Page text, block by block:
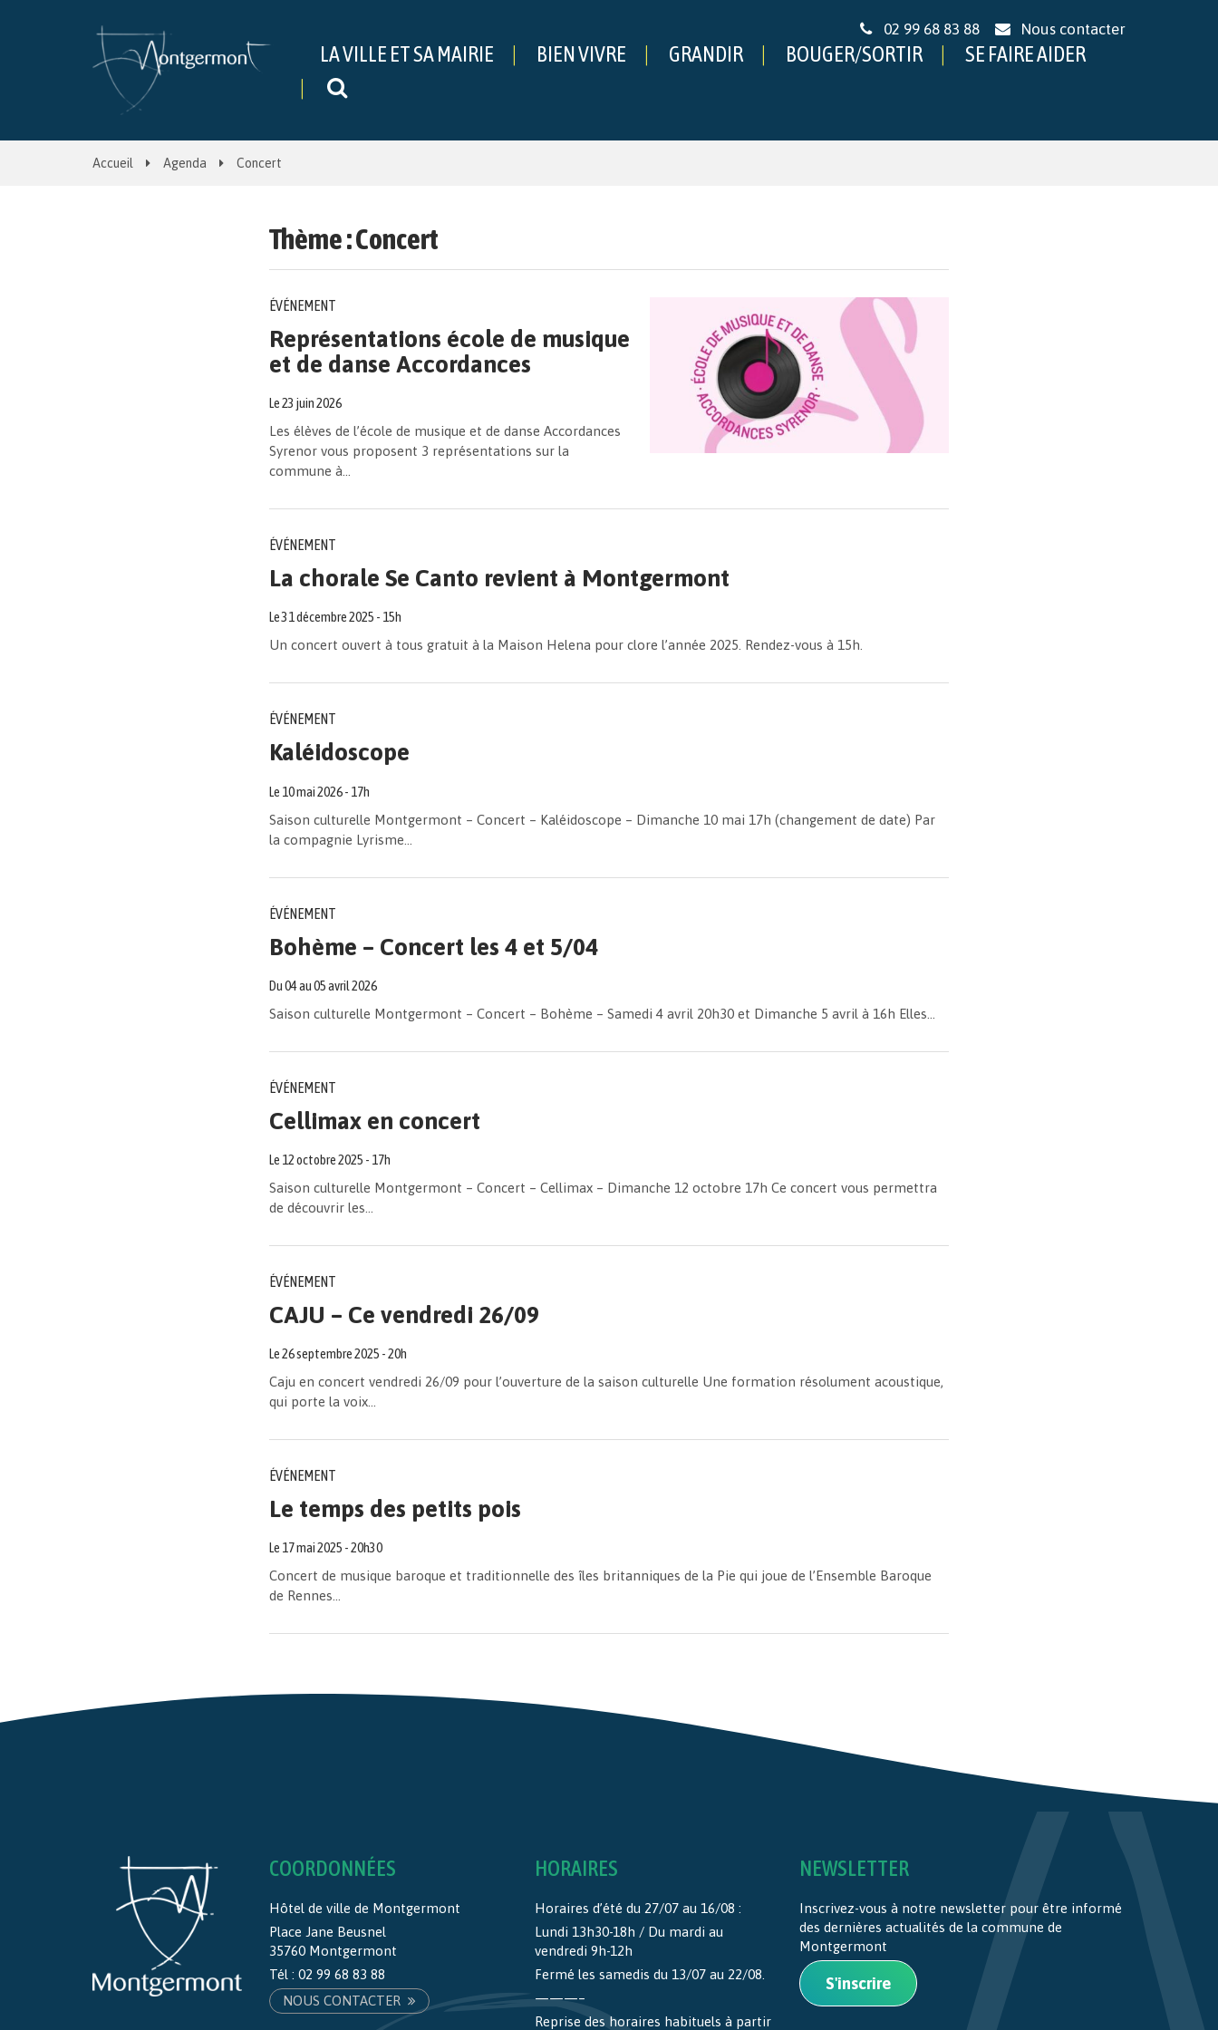
02 99 68 83 88 Nous contacter
LA VILLE ET SA MAIRIE BIEN VIVRE GRANDIR BOUGER/SORTIR
SE FAIRE AIDER
Accueil Agenda Concert
Thème :Concert
ÉVÉNEMENT
Représentations école de musique
et de danse Accordances
Le23 juin2026
Les élèves de l’école de musique et de danse Accordances
Syrenor vous proposent 3 représentations sur la
commune à...
ÉVÉNEMENT
La chorale Se Canto revient à Montgermont
Le31décembre2025 - 15h
Un concert ouvert à tous gratuit à la Maison Helena pour clore l’année 2025. Rendez-vous à 15h.
ÉVÉNEMENT
Kaléidoscope
Le 10mai2026- 17h
Saison culturelle Montgermont – Concert – Kaléidoscope – Dimanche 10 mai 17h (changement de date) Par
la compagnie Lyrisme...
ÉVÉNEMENT
Bohème – Concert les 4 et 5/04
Du04au05avril2026
Saison culturelle Montgermont – Concert – Bohème – Samedi 4 avril 20h30 et Dimanche 5 avril à 16h Elles...
ÉVÉNEMENT
Cellimax en concert
Le 12octobre2025 - 17h
Saison culturelle Montgermont – Concert – Cellimax – Dimanche 12 octobre 17h Ce concert vous permettra
de découvrir les...
ÉVÉNEMENT
CAJU – Ce vendredi 26/09
Le26septembre2025 - 20h
Caju en concert vendredi 26/09 pour l’ouverture de la saison culturelle Une formation résolument acoustique,
qui porte la voix...
ÉVÉNEMENT
Le temps des petits pois
Le 17mai2025 - 20h30
Concert de musique baroque et traditionnelle des îles britanniques de la Pie qui joue de l’Ensemble Baroque
de Rennes...
COORDONNÉES
Hôtel de ville de Montgermont
Place Jane Beusnel
35760 Montgermont
Tél : 02 99 68 83 88
NOUS CONTACTER
HORAIRES
Horaires d’été du 27/07 au 16/08 :
Lundi 13h30-18h / Du mardi au
vendredi 9h-12h
Fermé les samedis du 13/07 au 22/08.
———–
Reprise des horaires habituels à partir
NEWSLETTER
Inscrivez-vous à notre newsletter pour être informé
des dernières actualités de la commune de
Montgermont
S'inscrire